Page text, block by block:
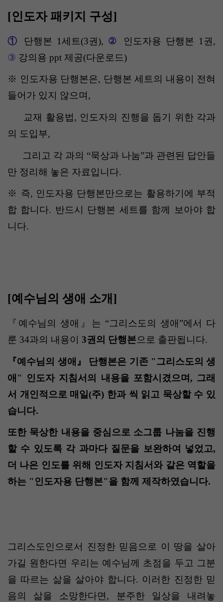
[인도자 패키지 구성]
① 단행본 1세트(3권), ② 인도자용 단행본 1권,
③ 강의용 ppt 제공(다운로드)
※ 인도자용 단행본은, 단행본 세트의 내용이 전혀
들어가 있지 않으며,
교재 활용법, 인도자의 진행을 돕기 위한 각과
의 도입부,
그리고 각 과의 “묵상과 나눔”과 관련된 답안들
만 정리해 놓은 자료입니다.
※ 즉, 인도자용 단행본만으로는 활용하기에 부적
합 합니다. 반드시 단행본 세트를 함께 보아야 합
니다.
[예수님의 생애 소개 ]
『예수님의 생애』는 “그리스도의 생애 ”에서 다
룬 34과의 내용이 3권의 단행본으로 출판됩니다.
『예수님의 생애』 단행본은 기존 "그리스도의 생
애" 인도자 지침서의 내용을 포함시겼으며, 그래
서 개인적으로 매일 (주) 한과 씩 읽고 묵상할 수 있
습니다.
또한 묵상한 내용을 중심으로 소그룹 나눔을 진행
할 수 있도록 각 과마다 질문을 보완하여 넣었고,
더 나은 인도를 위해 인도자 지침서와 같은 역할을
하는 "인도자용 단행본"을 함께 제작하였습니다.
그리스도인으로서 진정한 믿음으로 이 땅을 살아
가길 원한다면 우리는 예수님께 초점을 두고 그분
을 따르는 삶을 살아야 합니다. 이러한 진정한 믿
음의 삶을 소망한다면 , 분주한 일상을 내려놓